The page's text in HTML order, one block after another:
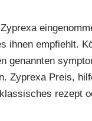
ihnen empfiehlt.
genannten
Zyprexa Preis,
rezept